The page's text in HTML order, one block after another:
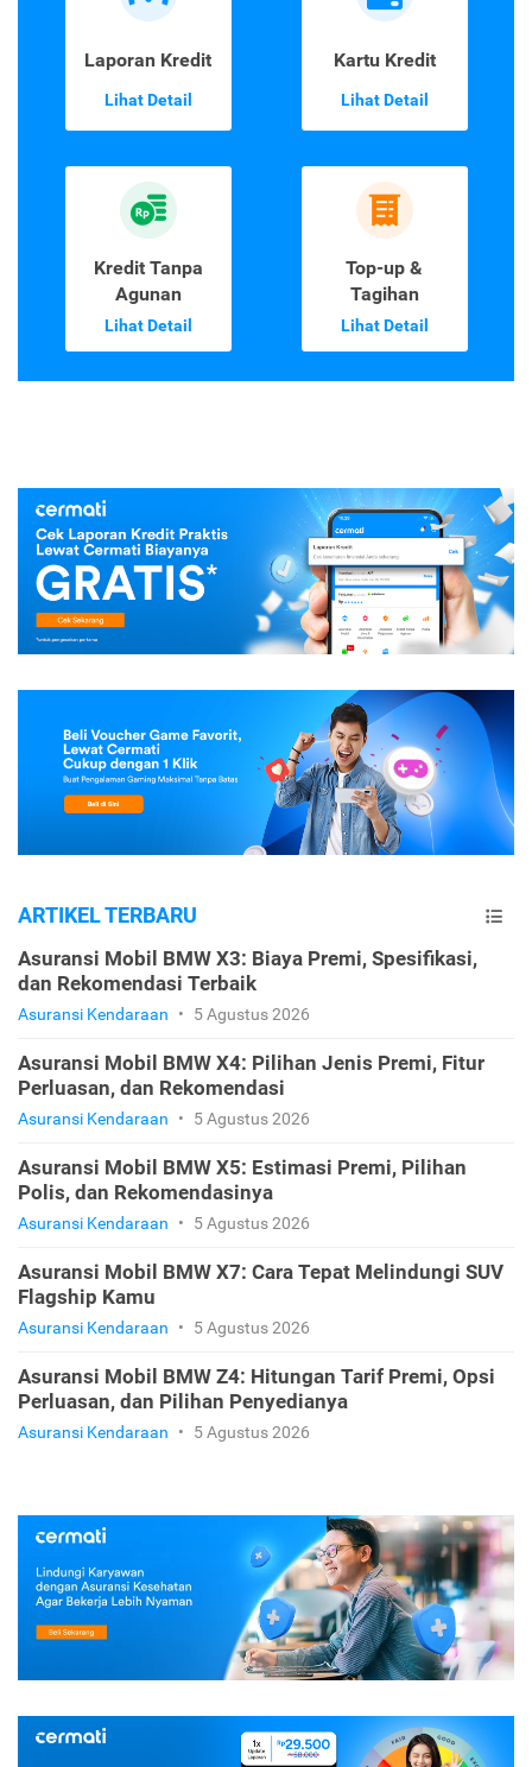
Laporan Kredit
Lihat Detail
Kartu Kredit
Lihat Detail
Kredit Tanpa
Agunan
Lihat Detail
Top-up &
Tagihan
Lihat Detail
ARTIKEL TERBARU
Asuransi Mobil BMW X3: Biaya Premi, Spesifikasi,
dan Rekomendasi Terbaik
Asuransi Kendaraan • 5 Agustus 2026
Asuransi Mobil BMW X4: Pilihan Jenis Premi, Fitur
Perluasan, dan Rekomendasi
Asuransi Kendaraan • 5 Agustus 2026
Asuransi Mobil BMW X5: Estimasi Premi, Pilihan
Polis, dan Rekomendasinya
Asuransi Kendaraan • 5 Agustus 2026
Asuransi Mobil BMW X7: Cara Tepat Melindungi SUV
Flagship Kamu
Asuransi Kendaraan • 5 Agustus 2026
Asuransi Mobil BMW Z4: Hitungan Tarif Premi, Opsi
Perluasan, dan Pilihan Penyedianya
Asuransi Kendaraan • 5 Agustus 2026